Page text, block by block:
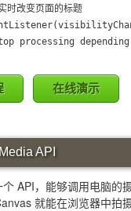
改变页面的标题
processing
在线演示
API
API，能够调用电脑的
就能在浏览器中拍